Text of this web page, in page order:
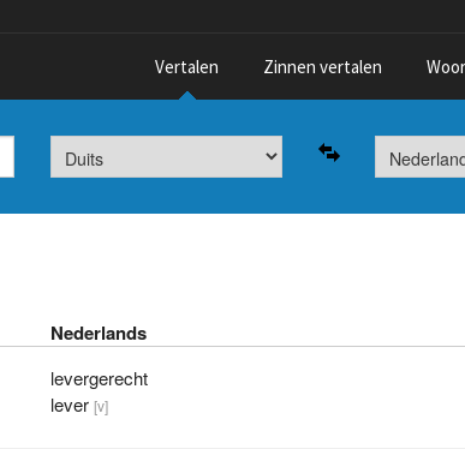
Vertalen Zinnen vertalen
Nederlands
levergerecht
lever [v]